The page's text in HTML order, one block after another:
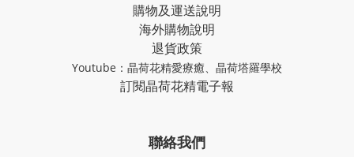
購物及運送說明
海外購物說明
退貨政策
Youtube： 晶荷花精愛療癒 晶荷塔羅學校
訂閱晶荷花精電子報
聯絡我們